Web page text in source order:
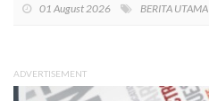
01 August 2026 BERITA UTAMA
ADVERTISEMENT